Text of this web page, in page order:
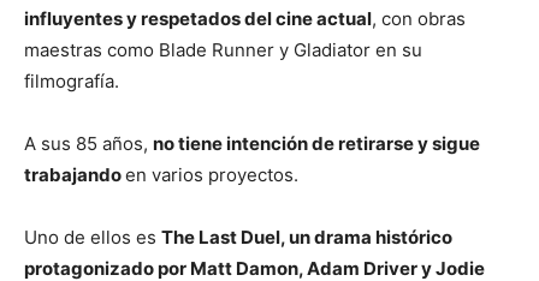
influyentes y respetados del cine actual, con obras
maestras como Blade Runner y Gladiator en su
filmografía.
A sus 85 años, no tiene intención de retirarse y sigue
trabajandoen varios proyectos.
Uno de ellos es The Last Duel, un drama histórico
protagonizado por Matt Damon, Adam Driver y Jodie